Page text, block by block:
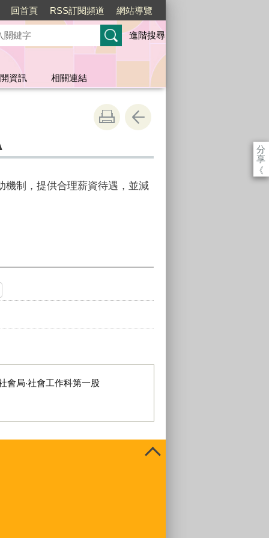
回首頁 RSS訂閱頻道 網站導覽
進階搜尋
資訊 相關連結
分
享
《
機制，提供合理薪資待遇，並減
會局‧社會工作科第一股